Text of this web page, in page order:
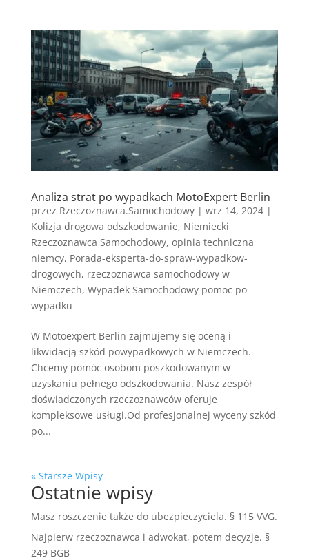
Analiza strat po wypadkach MotoExpert Berlin
przez Rzeczoznawca.Samochodowy| wrz 14, 2024|
Kolizja drogowa odszkodowanie, Niemiecki
Rzeczoznawca Samochodowy, opinia techniczna
niemcy, Porada-eksperta-do-spraw-wypadkow-
drogowych, rzeczoznawca samochodowy w
Niemczech, Wypadek Samochodowy pomoc po
wypadku
W Motoexpert Berlin zajmujemy się oceną i
likwidacją szkód powypadkowych w Niemczech.
Chcemy pomóc osobom poszkodowanym w
uzyskaniu pełnego odszkodowania. Nasz zespół
doświadczonych rzeczoznawców oferuje
kompleksowe usługi.Od profesjonalnej wyceny szkód
po...
« Starsze Wpisy
Ostatnie wpisy
Masz roszczenie także do ubezpieczyciela. § 115 VVG.
Najpierw rzeczoznawca i adwokat, potem decyzje. §
249 BGB